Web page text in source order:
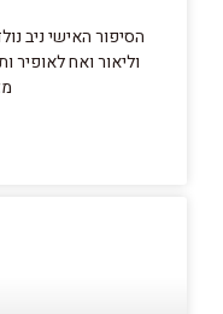
הסיפור האישי ניב
וליאור ואח לאופיר